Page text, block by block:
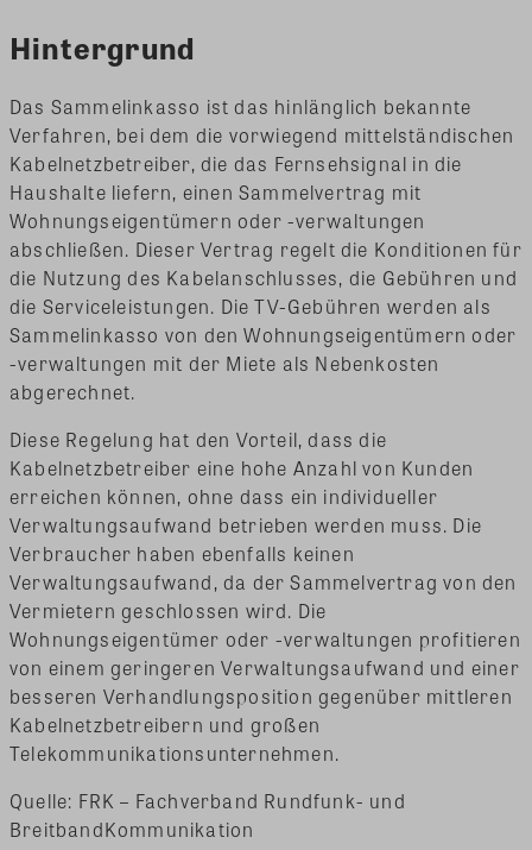
Hintergrund
Das Sammelinkasso ist das hinlänglich bekannte
Verfahren, bei dem die vorwiegend mittelständischen
Kabelnetzbetreiber, die das Fernsehsignal in die
Haushalte liefern, einen Sammelvertrag mit
Wohnungseigentümern oder -verwaltungen
abschließen. Dieser Vertrag regelt die Konditionen für
die Nutzung des Kabelanschlusses, die Gebühren und
die Serviceleistungen. Die TV-Gebühren werden als
Sammelinkasso von den Wohnungseigentümern oder
-verwaltungen mit der Miete als Nebenkosten
abgerechnet.
Diese Regelung hat den Vorteil, dass die
Kabelnetzbetreiber eine hohe Anzahl von Kunden
erreichen können, ohne dass ein individueller
Verwaltungsaufwand betrieben werden muss. Die
Verbraucher haben ebenfalls keinen
Verwaltungsaufwand, da der Sammelvertrag von den
Vermietern geschlossen wird. Die
Wohnungseigentümer oder -verwaltungen profitieren
von einem geringeren Verwaltungsaufwand und einer
besseren Verhandlungsposition gegenüber mittleren
Kabelnetzbetreibern und großen
Telekommunikationsunternehmen.
Quelle: FRK – Fachverband Rundfunk- und
BreitbandKommunikation